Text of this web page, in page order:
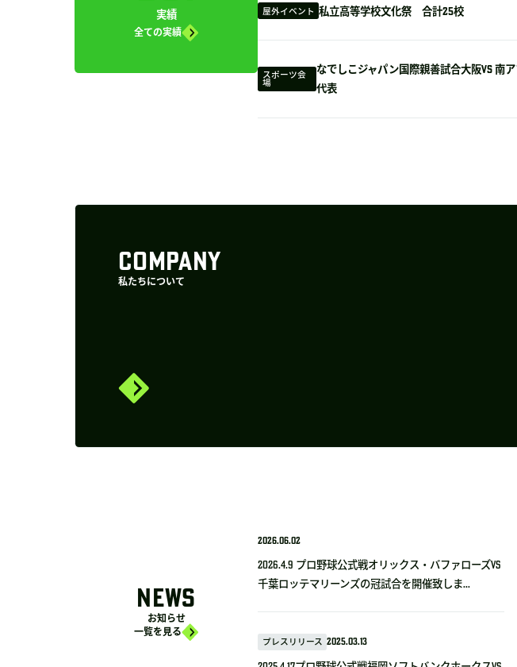
実績
全ての実績
屋外イベント 私立高等学校文化祭 合計25校
スポーツ会
場
なでしこジャパン国際親善試合大阪VS 南
代表
COMPANY
私たちについて
NEWS
お知らせ
一覧を見る
2026.06.02
2026.4.9 プロ野球公式戦オリックス・バファローズvs
千葉ロッテマリーンズの冠試合を開催致しま...
プレスリリース 2025.03.13